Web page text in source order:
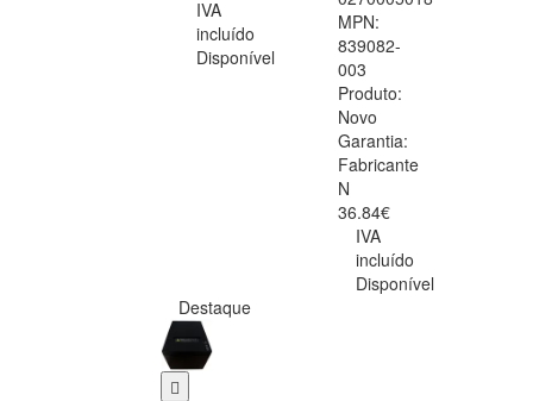
IVA
incluído
Disponível
MPN:
839082-
003
Produto:
Novo
Garantia:
Fabricante
N
36.84€
IVA
incluído
Disponível
Destaque